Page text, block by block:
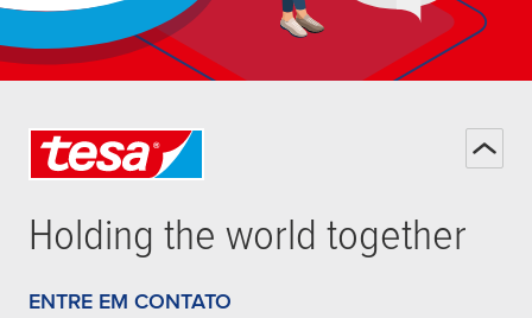
Holding the world together
ENTRE EM CONTATO